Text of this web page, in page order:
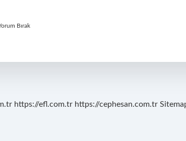
Bırak
https://efl.com.tr https://cephesan.com.tr